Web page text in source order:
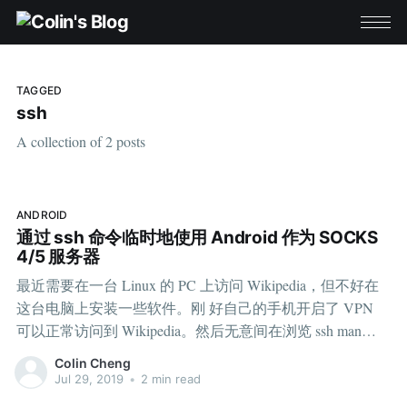
TAGGED
ssh
A collection of 2 posts
ANDROID
通过 ssh 命令临时地使用 Android 作为 SOCKS
4/5 服务器
最近需要在一台 Linux 的 PC 上访问 Wikipedia，但不好在
这台电脑上安装一些软件。刚 好自己的手机开启了 VPN
可以正常访问到 Wikipedia。然后无意间在浏览 ssh man
page 时，看到可以在 Android 机上使用 ssh 的 -R
[bind_address:]port 选项来开启一个 SOCKS5。这样一来，
Colin Cheng
Jul 29, 2019 • 2 min read